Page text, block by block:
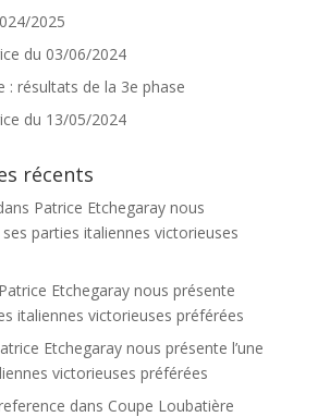
2025
du 03/06/2024
: résultats de la 3e phase
du 13/05/2024
récents
Patrice Etchegaray nous
ses parties italiennes victorieuses
Patrice Etchegaray nous présente
italiennes victorieuses préférées
Etchegaray nous présente l’une
victorieuses préférées
dans Coupe Loubatière